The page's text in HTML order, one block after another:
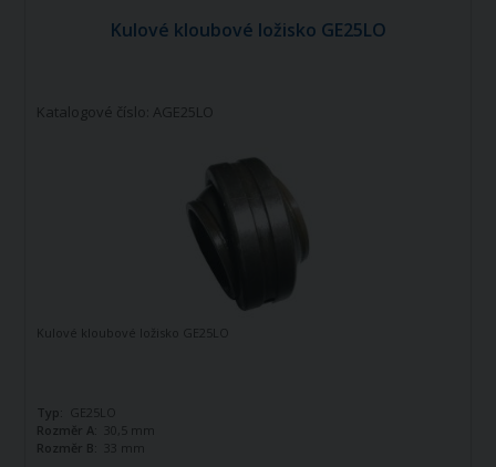
Kulové kloubové ložisko GE25LO
Katalogové číslo: AGE25LO
Kulové kloubové ložisko GE25LO
Typ:
GE25LO
Rozměr A:
30,5 mm
Rozměr B:
33 mm